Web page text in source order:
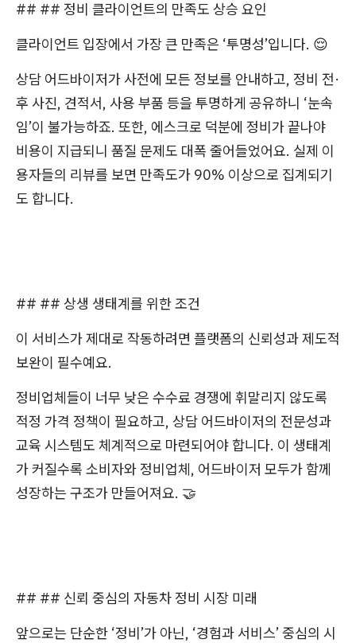
## ## 정비 클라이언트의 만족도 상승 요인
클라이언트 입장에서 가장 큰 만족은 ‘투명성’입니다. 😌
상담 어드바이저가 사전에 모든 정보를 안내하고, 정비 전·
후 사진, 견적서, 사용 부품 등을 투명하게 공유하니 ‘눈속
임’이 불가능하죠. 또한, 에스크로 덕분에 정비가 끝나야
비용이 지급되니 품질 문제도 대폭 줄어들었어요. 실제 이
용자들의 리뷰를 보면 만족도가 90% 이상으로 집계되기
도 합니다.
## ## 상생 생태계를 위한 조건
이 서비스가 제대로 작동하려면 플랫폼의 신뢰성과 제도적
보완이 필수예요.
정비업체들이 너무 낮은 수수료 경쟁에 휘말리지 않도록
적정 가격 정책이 필요하고, 상담 어드바이저의 전문성과
교육 시스템도 체계적으로 마련되어야 합니다. 이 생태계
가 커질수록 소비자와 정비업체, 어드바이저 모두가 함께
성장하는 구조가 만들어져요. 🤝
## ## 신뢰 중심의 자동차 정비 시장 미래
앞으로는 단순한 ‘정비’가 아닌, ‘경험과 서비스’ 중심의 시